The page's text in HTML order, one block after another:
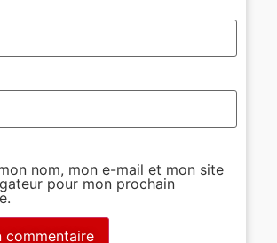
nom, mon e-mail et mon site
pour mon prochain